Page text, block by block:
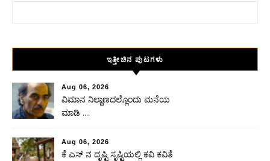
ಇತ್ತೀಚಿನ ಪುಟಗಳು
Aug 06, 2026
ವಿಮಾನ ನಿಲ್ದಾಣದಲ್ಲೊಂದು ಮನೆಯ
ಮಾಡಿ ….
Aug 06, 2026
ಕೆ ಎಸ್ ನ ದೃಷ್ಟಿ ಸೃಷ್ಟಿಯಲ್ಲಿ ಕವಿ ಕವಿತೆ